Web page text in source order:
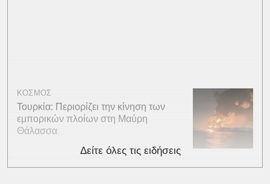
ΚΟΣΜΟΣ
Τουρκία: Περιορίζει την κίνηση των
εμπορικών πλοίων στη Μαύρη
Θάλασσα
Δείτε όλες τις ειδήσεις